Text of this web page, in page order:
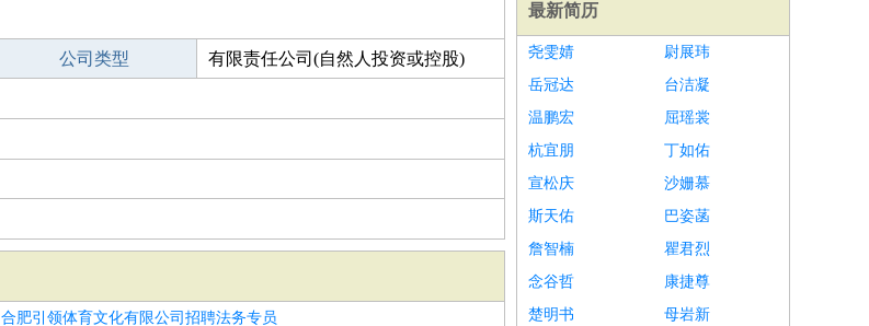
公司类型 有限责任公司(自然人投资或控股)
合肥引领体育文化有限公司招聘法务专员
最新简历
尧雯婧
尉展玮
岳冠达
台洁凝
温鹏宏
屈瑶裳
杭宜朋
丁如佑
宣松庆
沙姗慕
斯天佑
巴姿菡
詹智楠
瞿君烈
念谷哲
康捷尊
楚明书
母岩新